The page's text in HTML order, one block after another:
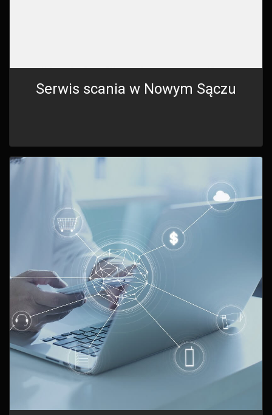
Serwis scania w Nowym Sączu